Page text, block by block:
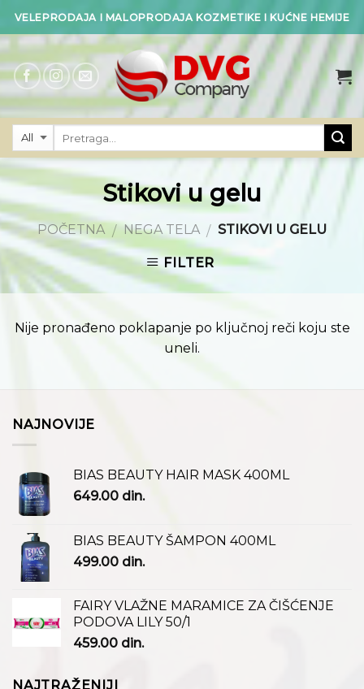
Skip
content
VELEPRODAJA I MALOPRODAJA KOZMETIKE I KUĆNE HEMIJE
Stikovi u gelu
POČETNA / NEGA TELA / STIKOVI U GELU
FILTER
Nije pronađeno poklapanje po ključnoj reči koju ste
uneli.
NAJNOVIJE
BIAS BEAUTY HAIR MASK 400ML
649.00 din.
BIAS BEAUTY ŠAMPON 400ML
499.00 din.
FAIRY VLAŽNE MARAMICE ZA ČIŠĆENJE
PODOVA LILY 50/1
459.00 din.
NAJTRAŽENIJI